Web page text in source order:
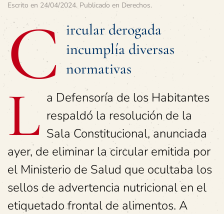
Escrito en 24/04/2024. Publicado en Derechos.
C ircular derogada
incumplía diversas
normativas
L a Defensoría de los Habitantes
respaldó la resolución de la
Sala Constitucional, anunciada
ayer, de eliminar la circular emitida por
el Ministerio de Salud que ocultaba los
sellos de advertencia nutricional en el
etiquetado frontal de alimentos. A